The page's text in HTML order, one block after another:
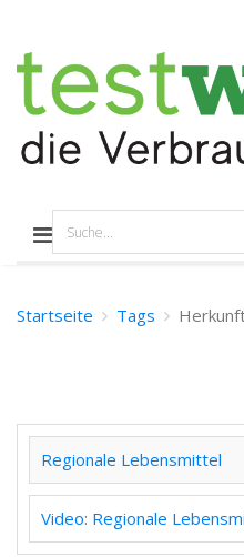
Startseite Tags
Regionale Lebensmittel
Video: Regionale